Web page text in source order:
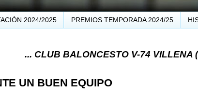
2024/2025 PREMIOS TEMPORADA 2024/25
BALONCESTO V-74 VILLENA (ALICANTE)
UN BUEN EQUIPO